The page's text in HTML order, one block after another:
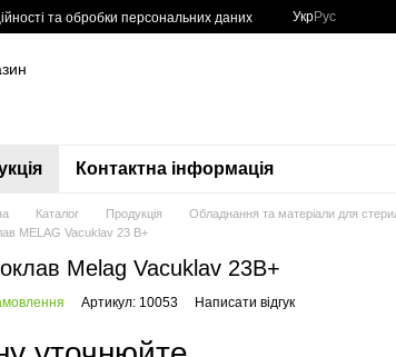
та обробки персональних даних УкрРус
Контактна інформація
Каталог Продукція Обладнання та матеріали для
MELAG Vacuklav 23 B+
Melag Vacuklav 23B+
Артикул: 10053 Написати відгук